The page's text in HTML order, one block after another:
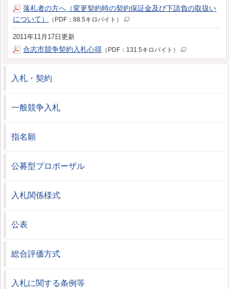
落札者の方へ（変更契約時の契約保証金及び下請負の取扱い
について）
（PDF：88.5キロバイト）
2011年11月17日更新
合志市競争契約入札心得 （PDF：131.5キロバイト）
入札・契約
一般競争入札
指名願
公募型プロポーザル
入札関係様式
公表
総合評価方式
入札に関する条例等